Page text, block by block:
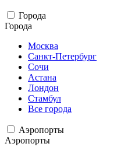
Города
Города
Москва
Санкт-Петербург
Сочи
Астана
Лондон
Стамбул
Все города
Аэропорты
Аэропорты